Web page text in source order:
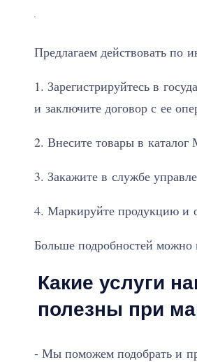
Предлагаем действовать по
1. Зарегистрируйтесь в
и заключите договор с ее
2. Внесите товары в
3. Закажите в службе
4. Маркируйте продукцию и
Больше подробностей можно
Какие услуги
полезны при
- Мы поможем подобрать и